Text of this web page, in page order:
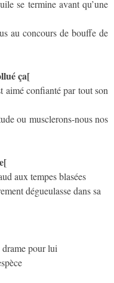
se termine avant qu’une
au concours de bouffe de
ça[
aimé confianté par tout son
ou musclerons-nous nos
aux tempes blasées
dégueulasse dans sa
drame pour lui